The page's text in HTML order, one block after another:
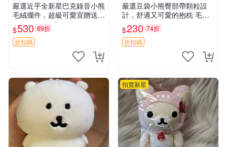
嚴選近乎全新星巴克錄音小熊
毛絨擺件，超級可愛宜贈送掛
飾 錄音小熊 毛絨擺件 贈品
$530 89折
折扣碼
嚴選豆袋小熊臀部帶顆粒設
計，舒適又可愛的抱枕 毛絨
抱枕、臀部按摩、坐墊
$230 74折
折扣碼
拍賣新星